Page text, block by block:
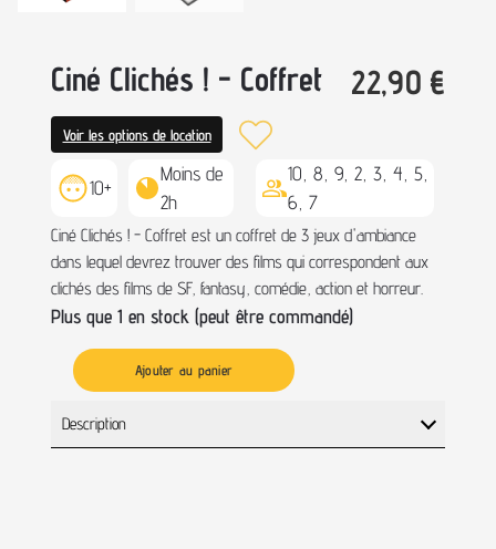
Ciné Clichés ! - Coffret 22,90 €
Voir les options de location
10+
Moins de
2h
10, 8, 9, 2, 3, 4, 5,
6, 7
Ciné Clichés ! - Coffret est un coffret de 3 jeux d'ambiance
dans lequel devrez trouver des films qui correspondent aux
clichés des films de SF, fantasy, comédie, action et horreur.
Plus que 1 en stock (peut être commandé)
Ajouter au panier
Description